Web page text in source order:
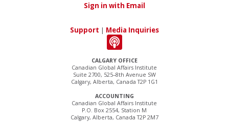
CALGARY OFFICE
Canadian Global Affairs Institute
Suite 2700, 525–8th Avenue SW
Calgary, Alberta, Canada T2P 1G1
ACCOUNTING
Canadian Global Affairs Institute
P.O. Box 2554, Station M
Calgary, Alberta, Canada T2P 2M7
Sign in with Email
Support | Media Inquiries